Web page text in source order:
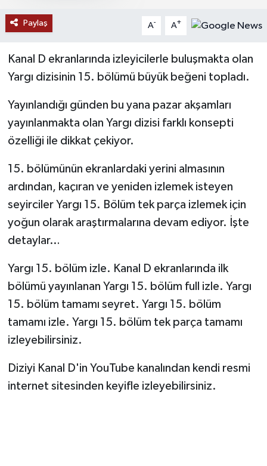
Paylaş A- A+
Kanal D ekranlarında izleyicilerle buluşmakta olan
Yargı dizisinin 15. bölümü büyük beğeni topladı.
Yayınlandığı günden bu yana pazar akşamları
yayınlanmakta olan Yargı dizisi farklı konsepti
özelliği ile dikkat çekiyor.
15. bölümünün ekranlardaki yerini almasının
ardından, kaçıran ve yeniden izlemek isteyen
seyirciler Yargı 15. Bölüm tek parça izlemek için
yoğun olarak araştırmalarına devam ediyor. İşte
detaylar…
Yargı 15. bölüm izle. Kanal D ekranlarında ilk
bölümü yayınlanan Yargı 15. bölüm full izle. Yargı
15. bölüm tamamı seyret. Yargı 15. bölüm
tamamı izle. Yargı 15. bölüm tek parça tamamı
izleyebilirsiniz.
Diziyi Kanal D'in YouTube kanalından kendi resmi
internet sitesinden keyifle izleyebilirsiniz.
TREND
MEDYA
TEKNOLOJİ
YAŞAM